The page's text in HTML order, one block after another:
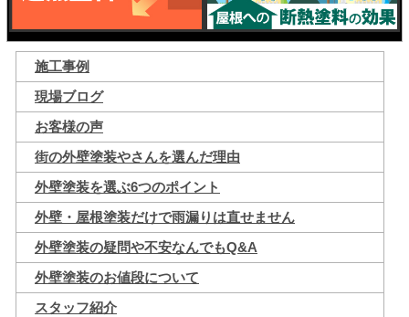
施工事例
現場ブログ
お客様の声
街の外壁塗装やさんを選んだ理由
外壁塗装を選ぶ6つのポイント
外壁・屋根塗装だけで雨漏りは直せません
外壁塗装の疑問や不安なんでもQ&A
外壁塗装のお値段について
スタッフ紹介